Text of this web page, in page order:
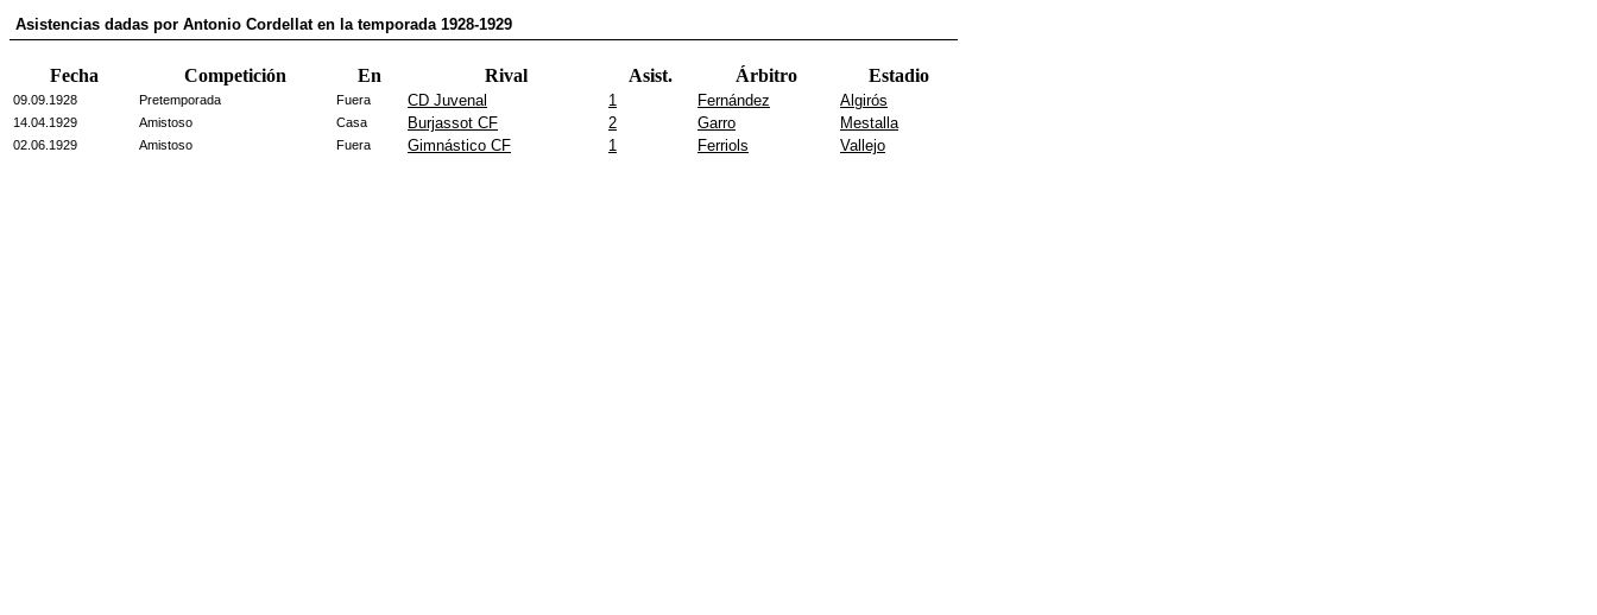
Asistencias dadas por Antonio Cordellat en la temporada 1928-1929
Fecha Competición En Rival Asist. Árbitro Estadio
09.09.1928 Pretemporada Fuera CD Juvenal 1 Fernández Algirós
14.04.1929 Amistoso Casa Burjassot CF 2 Garro Mestalla
02.06.1929 Amistoso Fuera Gimnástico CF 1 Ferriols Vallejo